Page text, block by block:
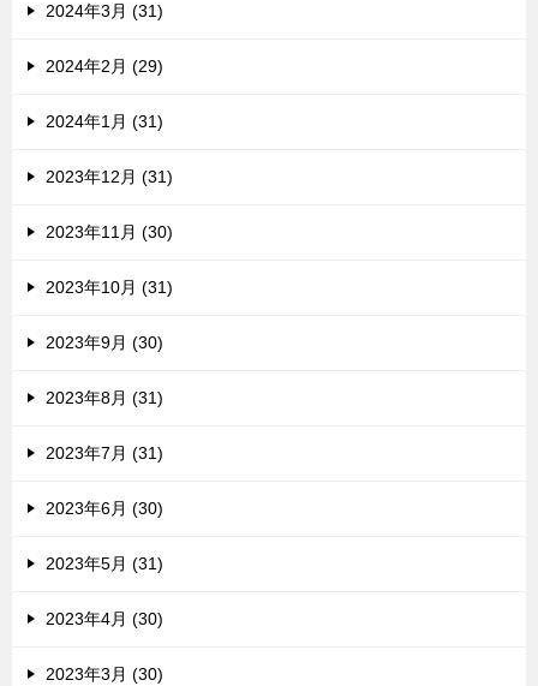
2024年3月 (31)
2024年2月 (29)
2024年1月 (31)
2023年12月 (31)
2023年11月 (30)
2023年10月 (31)
2023年9月 (30)
2023年8月 (31)
2023年7月 (31)
2023年6月 (30)
2023年5月 (31)
2023年4月 (30)
2023年3月 (30)